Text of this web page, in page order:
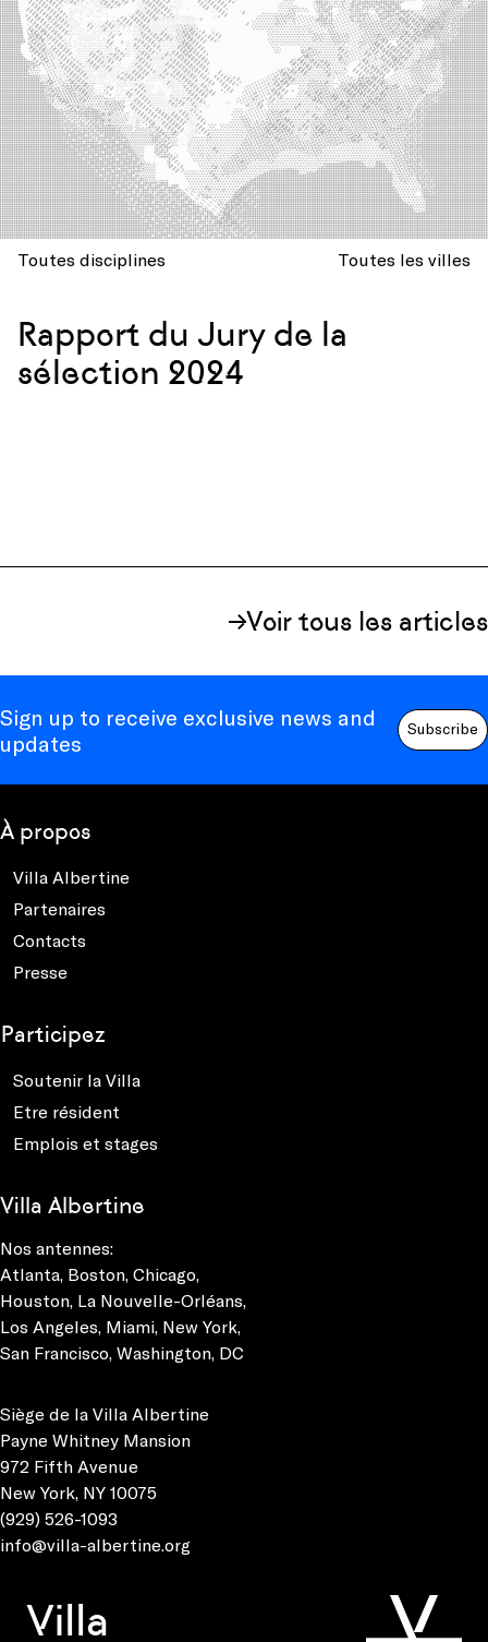
Toutes disciplines Toutes les villes
Rapport du Jury de la
sélection 2024
Voir tous les articles
Sign up to receive exclusive news and
updates
Subscribe
À propos
Villa Albertine
Partenaires
Contacts
Presse
Participez
Soutenir la Villa
Etre résident
Emplois et stages
Villa Albertine
Nos antennes:
Atlanta, Boston, Chicago,
Houston, La Nouvelle-Orléans,
Los Angeles, Miami, New York,
San Francisco, Washington, DC
Siège de la Villa Albertine
Payne Whitney Mansion
972 Fifth Avenue
New York, NY 10075
(929) 526-1093
info@villa-albertine.org
Villa